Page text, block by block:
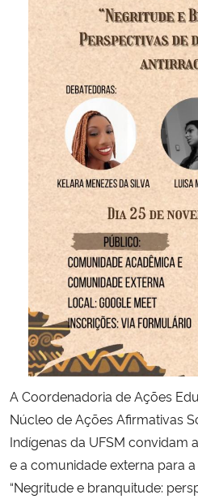
Ministério do Desenvolvimento Regional
Controladoria-Geral da União
Ministério da Mulher, da Família e dos
Secretaria-Geral
Secretaria de Governo
Gabinete de Segurança Institucional
Advocacia-Geral da União
Banco Central do Brasil
Planalto
A Coordenadoria de Ações
Núcleo de Ações Afirmativas
Indígenas da UFSM convidam
e a comunidade externa para
“Negritude e branquitude: